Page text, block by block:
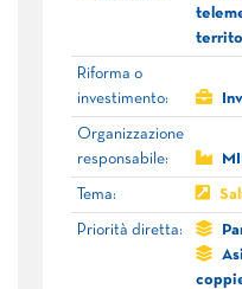
Riforma o
investimento:
Organizzazione
responsabile:
Tema:
Priorità diretta: